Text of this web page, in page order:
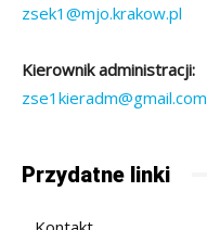
zsek1@mjo.krakow.pl
Kierownik administracji:
zse1kieradm@gmail.com
Przydatne linki